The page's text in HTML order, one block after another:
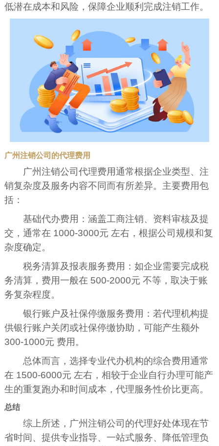
低潜在成本和风险，保障企业顺利完成注销工作。
广州注销公司的代理费用
广州注销公司代理费用通常根据企业类型、注
销复杂度及服务内容不同而有所差异。主要费用包
括：
基础代办费用：涵盖工商注销、资料审核及提
交，通常在 1000-3000元 左右，根据公司规模和复
杂度确定。
税务清算及报表服务费用：如企业需要完成税
务清算，费用一般在 500-2000元 不等，取决于账
务复杂程度。
银行账户及社保停缴服务费用：若代理机构提
供银行账户关闭或社保停缴协助，可能产生额外
300-1000元 费用。
总体而言，选择专业代办机构的综合费用通常
在 1500-6000元 左右，相较于企业自行办理可能产
生的重复跑办和时间成本，代理服务性价比更高。
总结
综上所述，广州注销公司的代理好处体现在节
省时间、提供专业指导、一站式服务、降低管理负